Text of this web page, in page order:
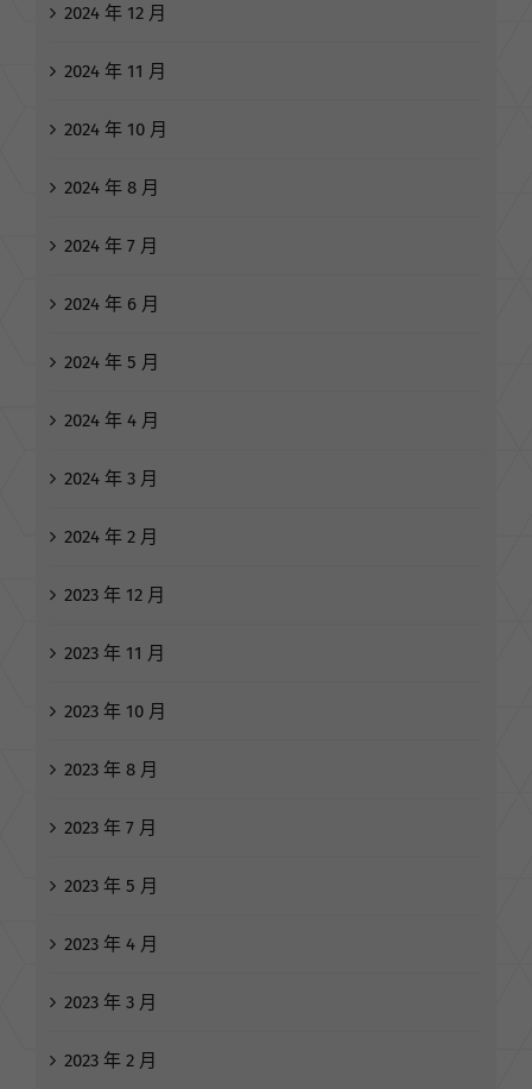
2024 年 12 月
2024 年 11 月
2024 年 10 月
2024 年 8 月
2024 年 7 月
2024 年 6 月
2024 年 5 月
2024 年 4 月
2024 年 3 月
2024 年 2 月
2023 年 12 月
2023 年 11 月
2023 年 10 月
2023 年 8 月
2023 年 7 月
2023 年 5 月
2023 年 4 月
2023 年 3 月
2023 年 2 月